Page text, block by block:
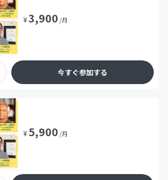
¥3,900 /月
今すぐ参加する
¥5,900 /月